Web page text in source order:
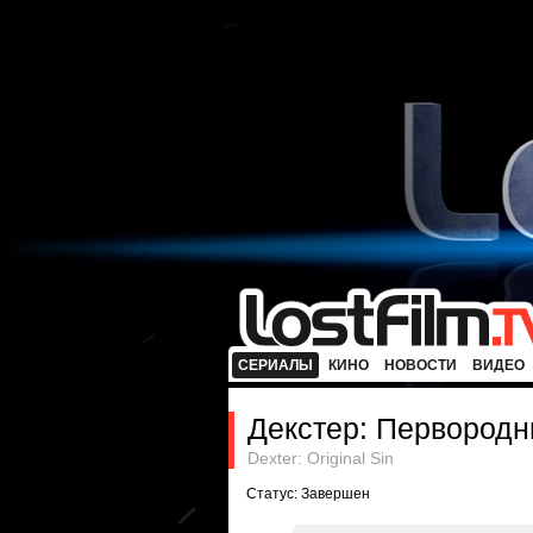
СЕРИАЛЫ КИНО НОВОСТИ ВИДЕО
Декстер:
Dexter: Original Sin
Статус: Завершен